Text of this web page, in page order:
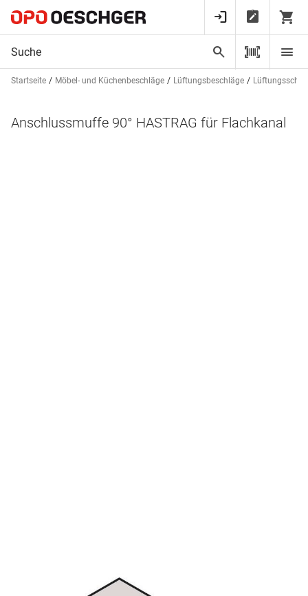
Startseite Möbel- und Küchenbeschläge Lüftungsbeschläge
Anschlussmuffe 90° HASTRAG für Flachkanal